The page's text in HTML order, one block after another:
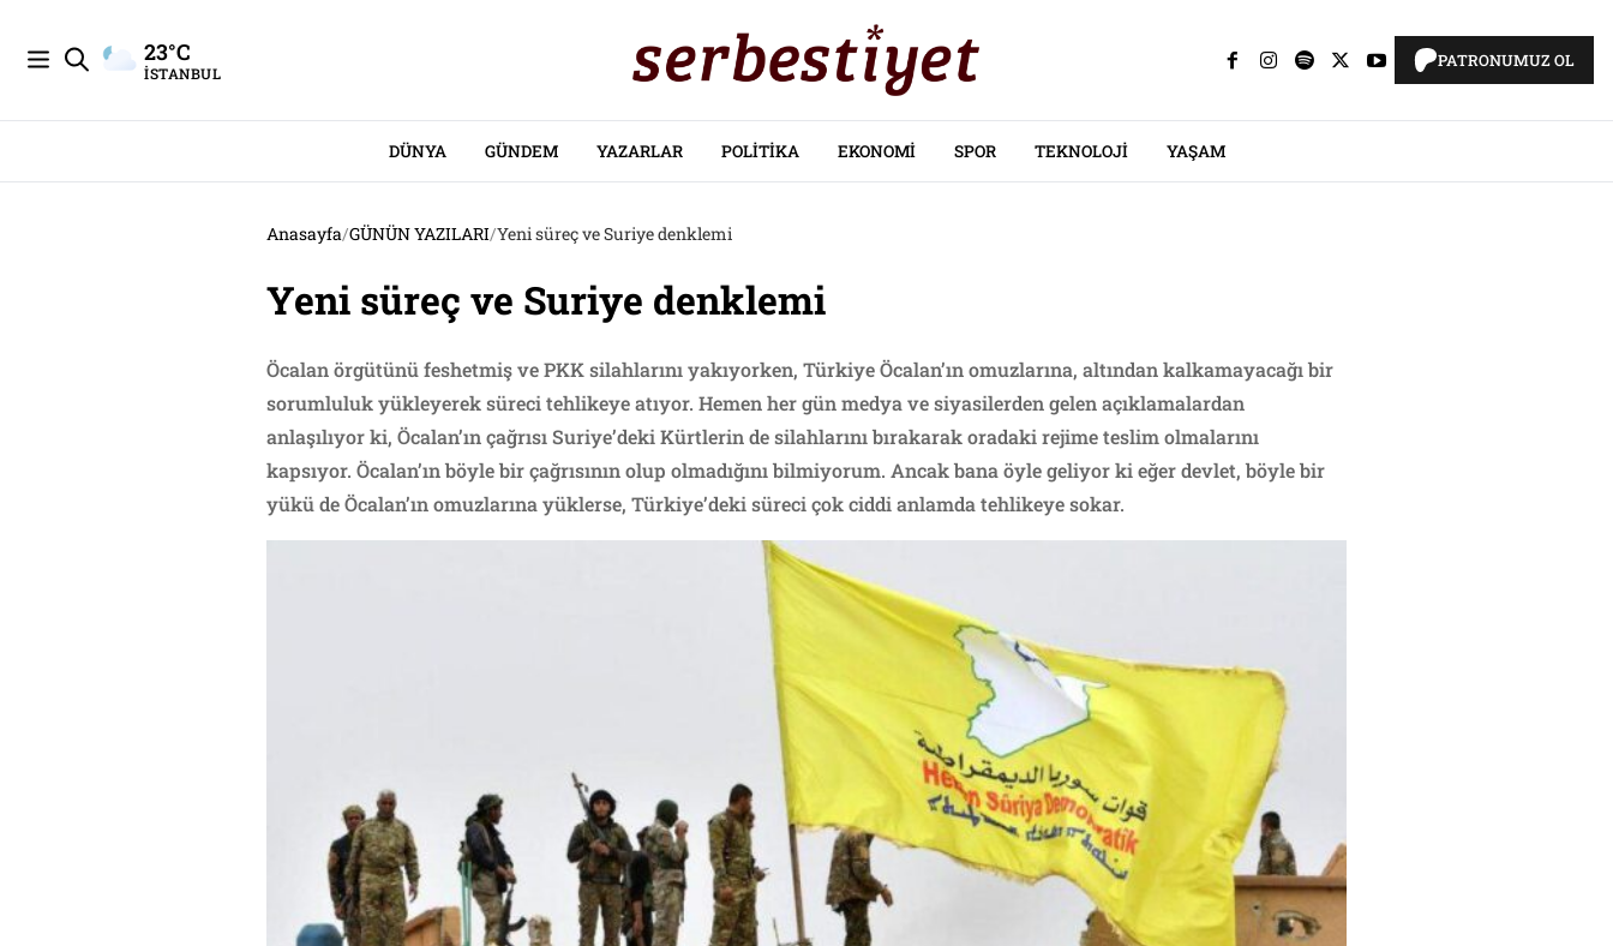
23°C
İSTANBUL
PATRONUMUZ OL
DÜNYA GÜNDEM YAZARLAR POLITIKA EKONOMI SPOR TEKNOLOJI YAŞAM
Anasayfa/GÜNÜN YAZILARI/Yeni süreç ve Suriye denklemi
Yeni süreç ve Suriye denklemi
Öcalan örgütünü feshetmiş ve PKK silahlarını yakıyorken, Türkiye Öcalan’ın omuzlarına, altından kalkamayacağı bir
sorumluluk yükleyerek süreci tehlikeye atıyor. Hemen her gün medya ve siyasilerden gelen açıklamalardan
anlaşılıyor ki, Öcalan’ın çağrısı Suriye’deki Kürtlerin de silahlarını bırakarak oradaki rejime teslim olmalarını
kapsıyor. Öcalan’ın böyle bir çağrısının olup olmadığını bilmiyorum. Ancak bana öyle geliyor ki eğer devlet, böyle bir
yükü de Öcalan’ın omuzlarına yüklerse, Türkiye’deki süreci çok ciddi anlamda tehlikeye sokar.